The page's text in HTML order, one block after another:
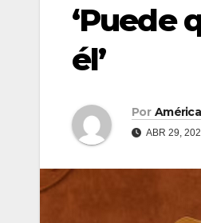
‘Puede
él’
Por
ABR 29,